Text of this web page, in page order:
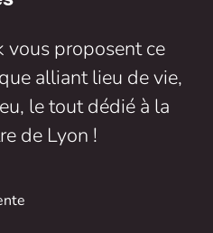
vous proposent ce
alliant lieu de vie,
le tout dédié à la
de Lyon !